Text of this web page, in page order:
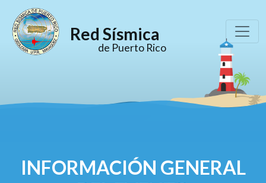
Red Sísmica
de Puerto Rico
INFORMACIÓN GENERAL